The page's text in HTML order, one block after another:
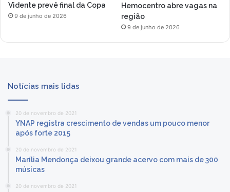
Vidente prevê final da Copa
9 de junho de 2026
Hemocentro abre vagas na
região
9 de junho de 2026
Notícias mais lidas
20 de novembro de 2021
YNAP registra crescimento de vendas um pouco menor
após forte 2015
20 de novembro de 2021
Marília Mendonça deixou grande acervo com mais de 300
músicas
20 de novembro de 2021